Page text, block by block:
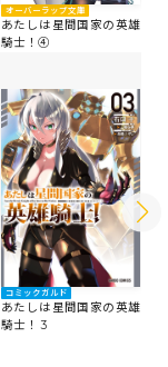
オーバーラップ文庫
あたしは星間国家の英雄
騎士！④
コミックガルド
あたしは星間国家の英雄
騎士！ 3